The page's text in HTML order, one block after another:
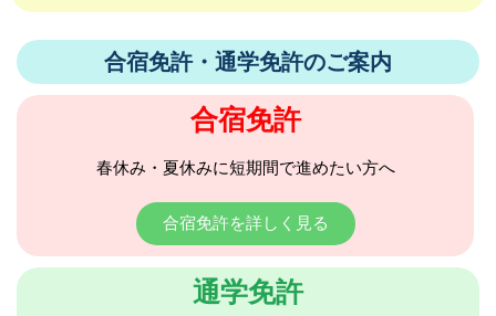
合宿免許・通学免許のご案内
合宿免許
春休み・夏休みに短期間で進めたい方へ
合宿免許を詳しく見る
通学免許